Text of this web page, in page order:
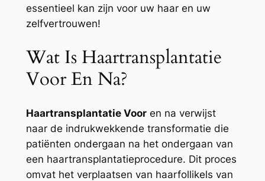
essentieel kan zijn voor uw haar en uw
zelfvertrouwen!
Wat Is Haartransplantatie
Voor En Na?
Haartransplantatie Vooren na verwijst
naar de indrukwekkende transformatie die
patiënten ondergaan na het ondergaan van
een haartransplantatieprocedure. Dit proces
omvat het verplaatsen van haarfollikels van